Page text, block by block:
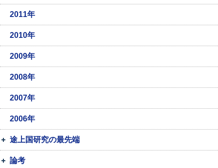
2011年
2010年
2009年
2008年
2007年
2006年
途上国研究の最先端
論考